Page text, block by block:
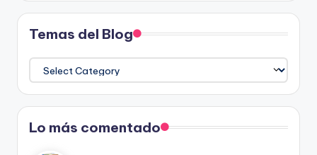
Temas del Blog
Temas
del
Blog
Lo más comentado